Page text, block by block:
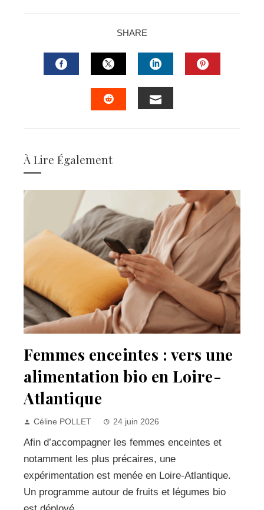
SHARE
FACEBOOKTWITTERLINKEDIN
À Lire Également
Femmes enceintes : vers une
alimentation bio en Loire-
Atlantique
Céline POLLET 24 juin 2026
Afin d’accompagner les femmes enceintes et
notamment les plus précaires, une
expérimentation est menée en Loire-Atlantique.
Un programme autour de fruits et légumes bio